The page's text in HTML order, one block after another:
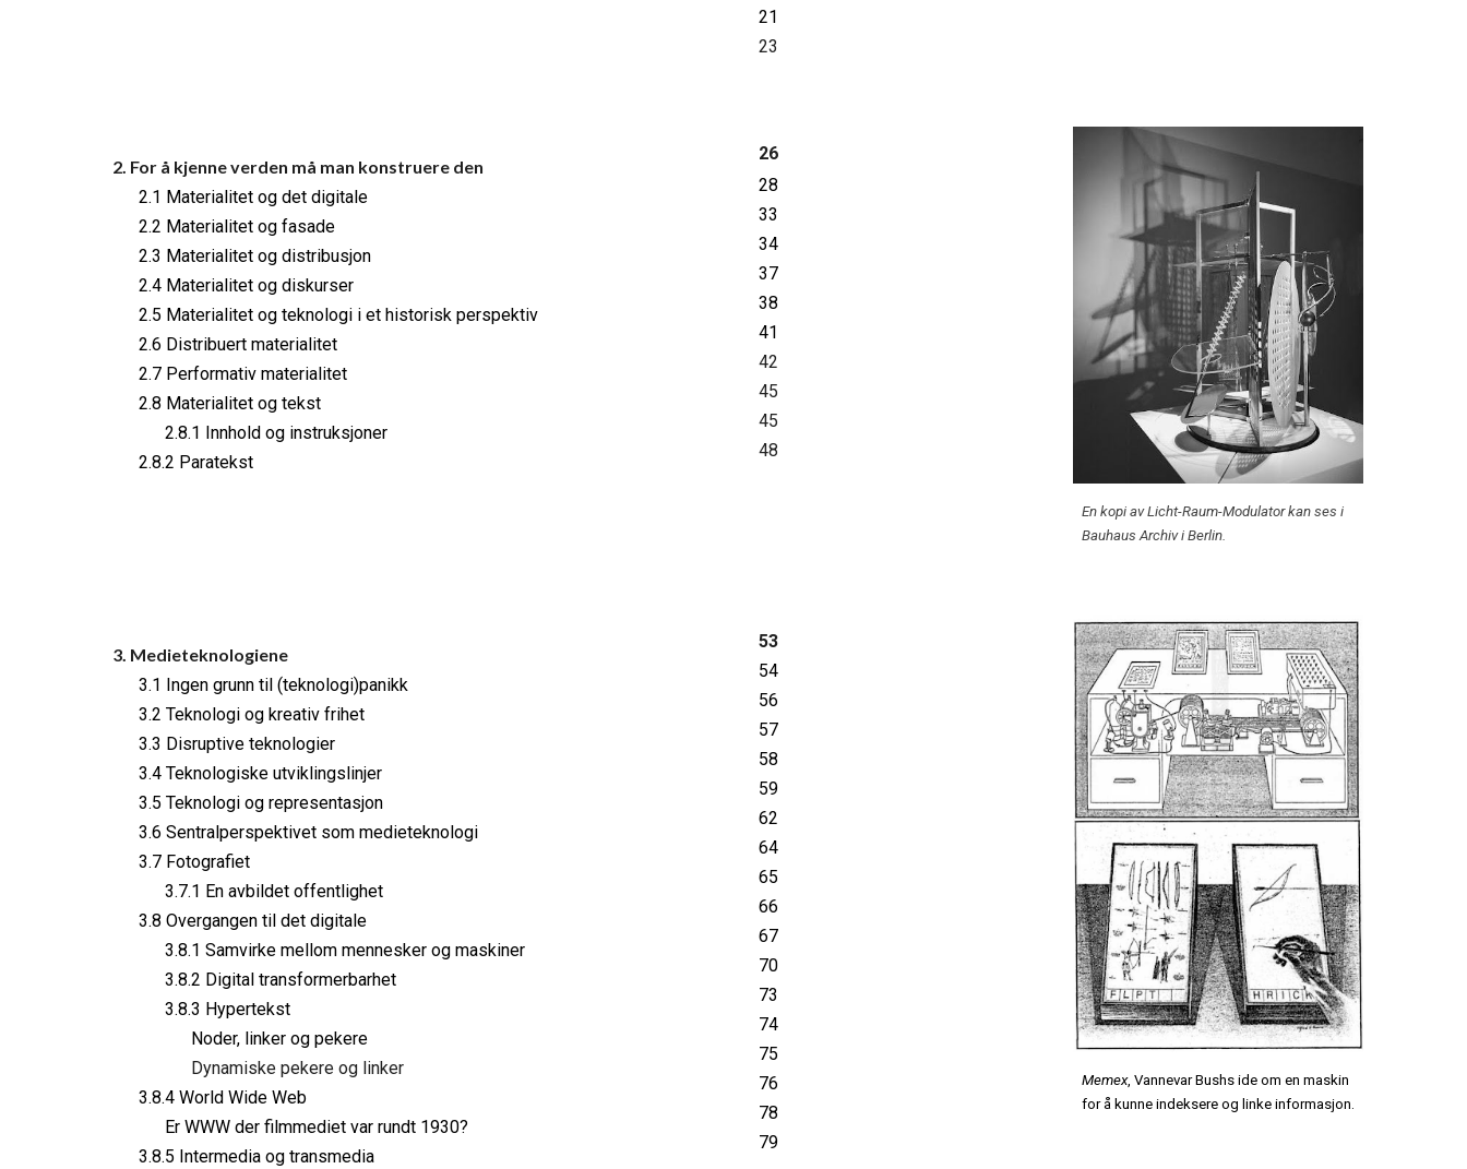
21
23
2. For å kjenne verden må man konstruere den
2.1 Materialitet og det digitale
2.2 Materialitet og fasade
2.3 Materialitet og distribusjon
2.4 Materialitet og diskurser
2.5 Materialitet og teknologi i et historisk perspektiv
2.6 Distribuert materialitet
2.7 Performativ materialitet
2.8 Materialitet og tekst
2.8.1 Innhold og instruksjoner
2.8.2 Paratekst
26
28
33
34
37
38
41
42
45
45
48
En kopi av Licht-Raum-Modulator kan ses i
Bauhaus Archiv i Berlin.
3. Medieteknologiene
3.1 Ingen grunn til (teknologi)panikk
3.2 Teknologi og kreativ frihet
3.3 Disruptive teknologier
3.4 Teknologiske utviklingslinjer
3.5 Teknologi og representasjon
3.6 Sentralperspektivet som medieteknologi
3.7 Fotografiet
3.7.1 En avbildet offentlighet
3.8 Overgangen til det digitale
3.8.1 Samvirke mellom mennesker og maskiner
3.8.2 Digital transformerbarhet
3.8.3 Hypertekst
Noder, linker og pekere
Dynamiske pekere og linker
3.8.4 World Wide Web
Er WWW der filmmediet var rundt 1930?
3.8.5 Intermedia og transmedia
53
54
56
57
58
59
62
64
65
66
67
70
73
74
75
76
78
79
Memex, Vannevar Bushs ide om en maskin
for å kunne indeksere og linke informasjon.